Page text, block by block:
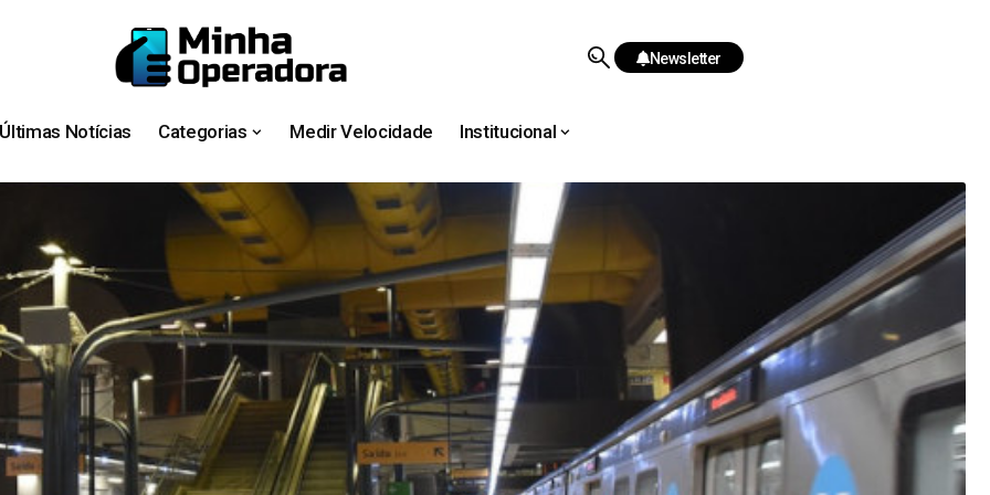
Newsletter
Últimas Notícias Categorias Medir Velocidade Institucional